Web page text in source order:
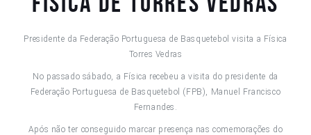
Presidente da Federação Portuguesa de Basquetebol visita a Física
Torres Vedras
No passado sábado, a Física recebeu a visita do presidente da
Federação Portuguesa de Basquetebol (FPB), Manuel Francisco
Fernandes.
Após não ter conseguido marcar presença nas comemorações do